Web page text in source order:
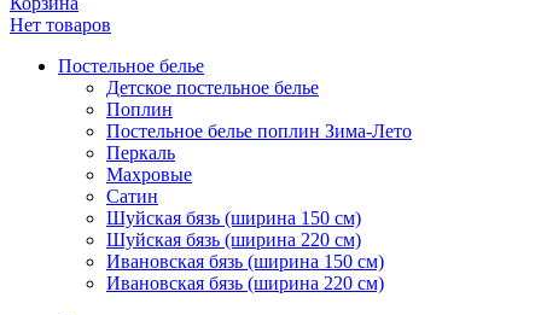
Нет товаров
Постельное белье
Детское постельное белье
Поплин
Постельное белье поплин Зима-Лето
Перкаль
Махровые
Сатин
Шуйская бязь (ширина 150 см)
Шуйская бязь (ширина 220 см)
Ивановская бязь (ширина 150 см)
Ивановская бязь (ширина 220 см)